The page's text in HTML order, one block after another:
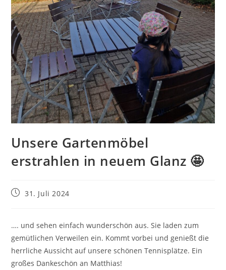
Unsere Gartenmöbel
erstrahlen in neuem Glanz 🤩
Beitrag31. Juli 2024
…. und sehen einfach wunderschön aus. Sie laden zum
gemütlichen Verweilen ein. Kommt vorbei und genießt die
herrliche Aussicht auf unsere schönen Tennisplätze. Ein
großes Dankeschön an Matthias!